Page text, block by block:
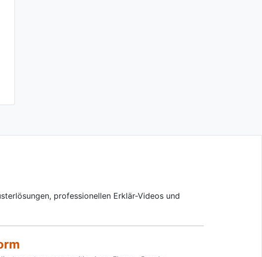
professionellen Erklär-Videos und